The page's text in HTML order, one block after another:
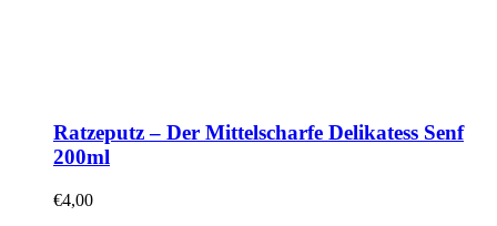
Ratzeputz – Der Mittelscharfe Delikatess Senf
200ml
€4,00